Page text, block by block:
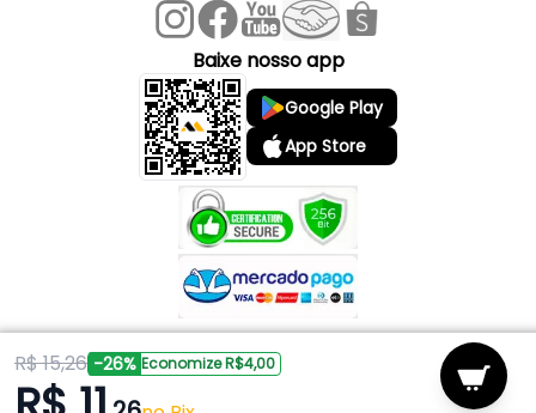
R$ 15,26 -26% Economize R$4,00
Baixe nosso app
Google Play
App Store
Copyright © 2026 Mark Ferragens. Todos os direitos reservados.